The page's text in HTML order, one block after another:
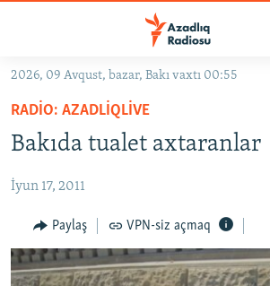
Əsas
qayıt
Əsas
qayıt
GÜNDƏM
#İZAHLA
#ƏSLINDƏ
FƏRQƏ BAX
QANUNI DOĞRU
2026, 09 Avqust, bazar, Bakı vaxtı 00:55
RADIO: AZADLIQLIVE
Bakıda tualet axtaranlar
İyun 17, 2011
Paylaş VPN-siz açmaq